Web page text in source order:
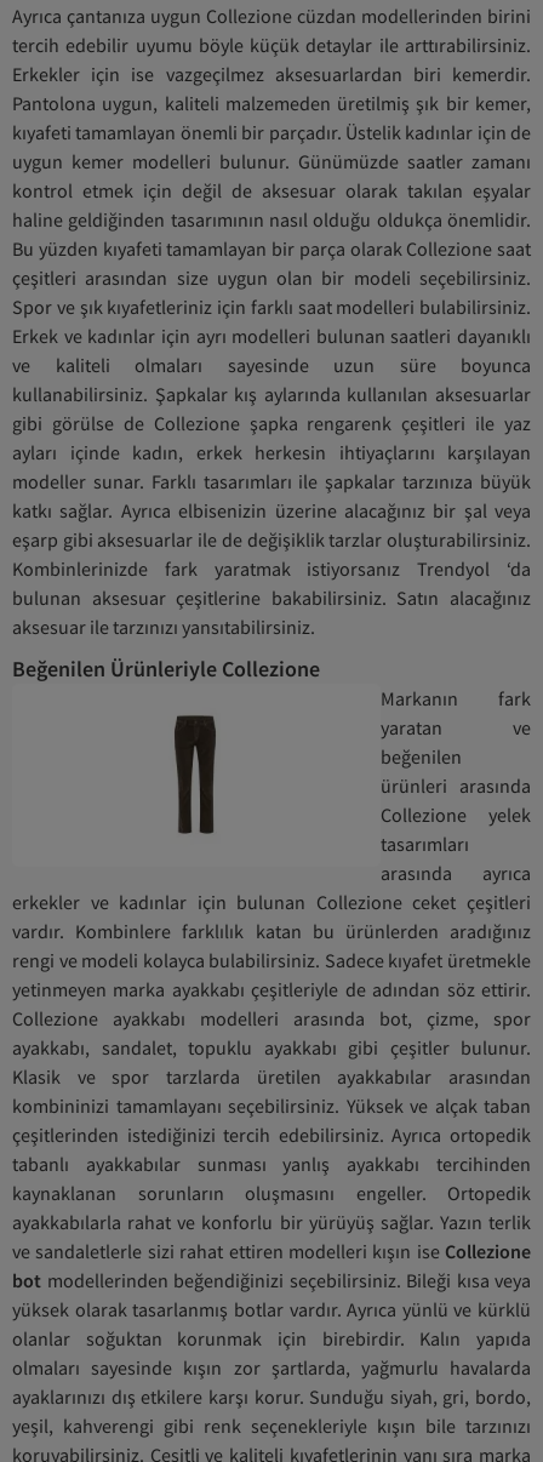
Ayrıca çantanıza uygun Collezione cüzdan modellerinden birini
tercih edebilir uyumu böyle küçük detaylar ile arttırabilirsiniz.
Erkekler için ise vazgeçilmez aksesuarlardan biri kemerdir.
Pantolona uygun, kaliteli malzemeden üretilmiş şık bir kemer,
kıyafeti tamamlayan önemli bir parçadır. Üstelik kadınlar için de
uygun kemer modelleri bulunur. Günümüzde saatler zamanı
kontrol etmek için değil de aksesuar olarak takılan eşyalar
haline geldiğinden tasarımının nasıl olduğu oldukça önemlidir.
Bu yüzden kıyafeti tamamlayan bir parça olarak Collezione saat
çeşitleri arasından size uygun olan bir modeli seçebilirsiniz.
Spor ve şık kıyafetleriniz için farklı saat modelleri bulabilirsiniz.
Erkek ve kadınlar için ayrı modelleri bulunan saatleri dayanıklı
ve kaliteli olmaları sayesinde uzun süre boyunca
kullanabilirsiniz. Şapkalar kış aylarında kullanılan aksesuarlar
gibi görülse de Collezione şapka rengarenk çeşitleri ile yaz
ayları içinde kadın, erkek herkesin ihtiyaçlarını karşılayan
modeller sunar. Farklı tasarımları ile şapkalar tarzınıza büyük
katkı sağlar. Ayrıca elbisenizin üzerine alacağınız bir şal veya
eşarp gibi aksesuarlar ile de değişiklik tarzlar oluşturabilirsiniz.
Kombinlerinizde fark yaratmak istiyorsanız Trendyol ‘da
bulunan aksesuar çeşitlerine bakabilirsiniz. Satın alacağınız
aksesuar ile tarzınızı yansıtabilirsiniz.
Beğenilen Ürünleriyle Collezione
Markanın fark
yaratan ve
beğenilen
ürünleri arasında
Collezione yelek
tasarımları
arasında ayrıca
erkekler ve kadınlar için bulunan Collezione ceket çeşitleri
vardır. Kombinlere farklılık katan bu ürünlerden aradığınız
rengi ve modeli kolayca bulabilirsiniz. Sadece kıyafet üretmekle
yetinmeyen marka ayakkabı çeşitleriyle de adından söz ettirir.
Collezione ayakkabı modelleri arasında bot, çizme, spor
ayakkabı, sandalet, topuklu ayakkabı gibi çeşitler bulunur.
Klasik ve spor tarzlarda üretilen ayakkabılar arasından
kombininizi tamamlayanı seçebilirsiniz. Yüksek ve alçak taban
çeşitlerinden istediğinizi tercih edebilirsiniz. Ayrıca ortopedik
tabanlı ayakkabılar sunması yanlış ayakkabı tercihinden
kaynaklanan sorunların oluşmasını engeller. Ortopedik
ayakkabılarla rahat ve konforlu bir yürüyüş sağlar. Yazın terlik
ve sandaletlerle sizi rahat ettiren modelleri kışın ise Collezione
bot modellerinden beğendiğinizi seçebilirsiniz. Bileği kısa veya
yüksek olarak tasarlanmış botlar vardır. Ayrıca yünlü ve kürklü
olanlar soğuktan korunmak için birebirdir. Kalın yapıda
olmaları sayesinde kışın zor şartlarda, yağmurlu havalarda
ayaklarınızı dış etkilere karşı korur. Sunduğu siyah, gri, bordo,
yeşil, kahverengi gibi renk seçenekleriyle kışın bile tarzınızı
koruyabilirsiniz. Çeşitli ve kaliteli kıyafetlerinin yanı sıra marka